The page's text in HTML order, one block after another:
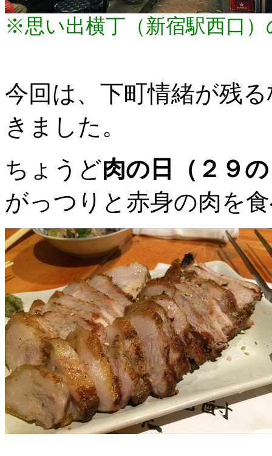
※思い出横丁（新宿駅西口
今回は、下町情緒が残
きました。
ちょうど肉の日（２９
がっつりと赤身の肉を